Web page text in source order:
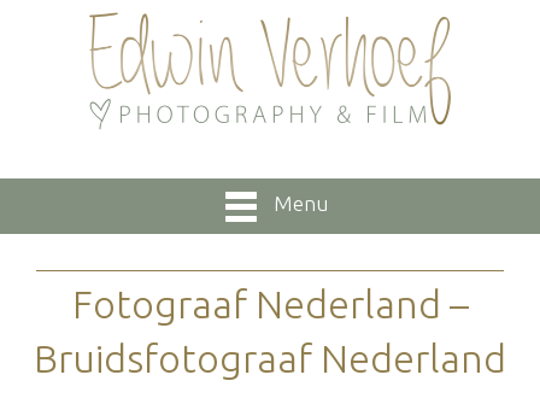
Menu
Fotograaf Nederland –
Bruidsfotograaf Nederland